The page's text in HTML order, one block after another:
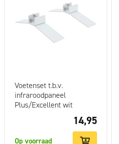
Voetenset t.b.v.
infraroodpaneel
Plus/Excellent wit
14,95
Op voorraad